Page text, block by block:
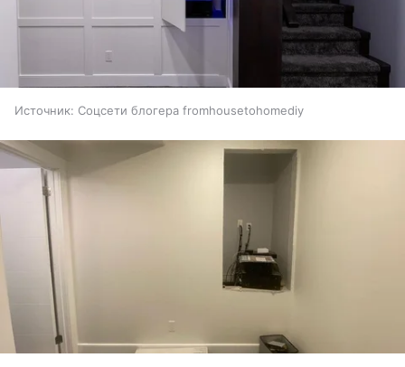
Источник: Соцсети блогера fromhousetohomediy